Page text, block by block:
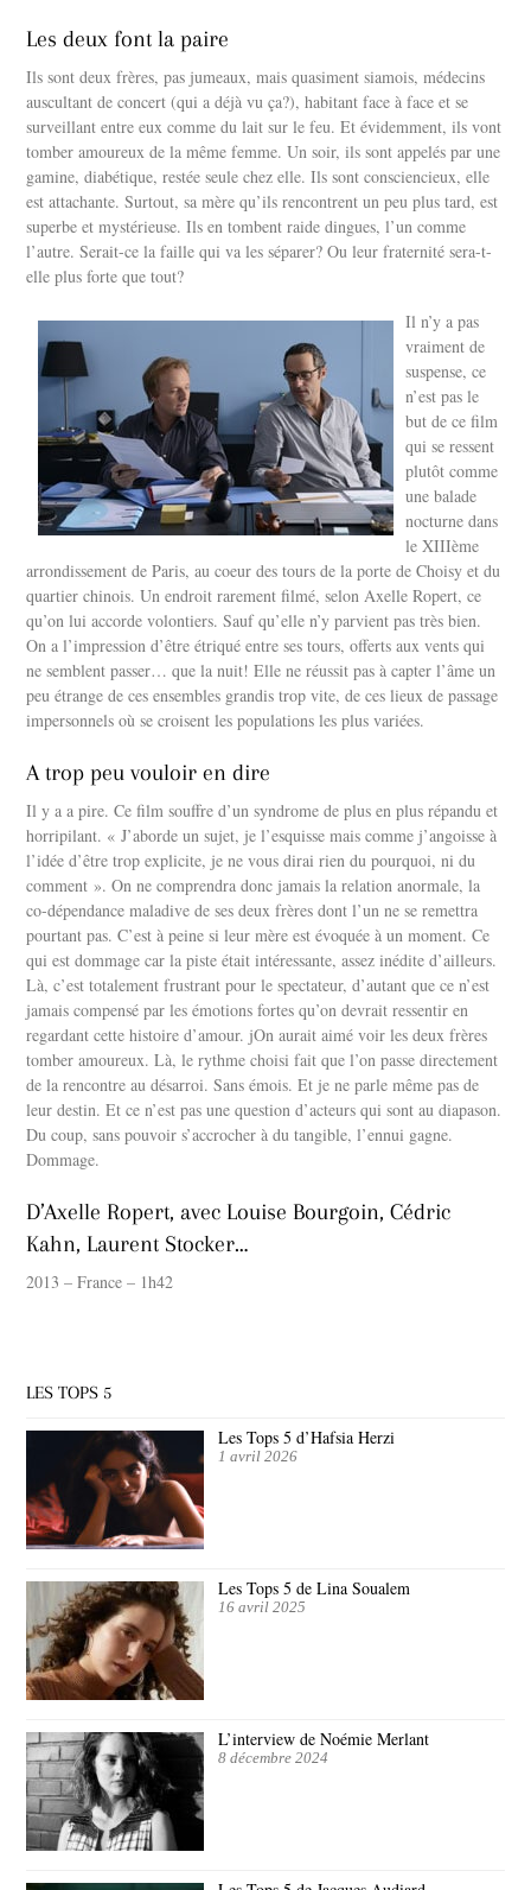
Les deux font la paire
Ils sont deux frères, pas jumeaux, mais quasiment siamois, médecins
auscultant de concert (qui a déjà vu ça?), habitant face à face et se
surveillant entre eux comme du lait sur le feu. Et évidemment, ils vont
tomber amoureux de la même femme. Un soir, ils sont appelés par une
gamine, diabétique, restée seule chez elle. Ils sont consciencieux, elle
est attachante. Surtout, sa mère qu’ils rencontrent un peu plus tard, est
superbe et mystérieuse. Ils en tombent raide dingues, l’un comme
l’autre. Serait-ce la faille qui va les séparer? Ou leur fraternité sera-t-
elle plus forte que tout?
Il n’y a pas
vraiment de
suspense, ce
n’est pas le
but de ce film
qui se ressent
plutôt comme
une balade
nocturne dans
le XIIIème
arrondissement de Paris, au coeur des tours de la porte de Choisy et du
quartier chinois. Un endroit rarement filmé, selon Axelle Ropert, ce
qu’on lui accorde volontiers. Sauf qu’elle n’y parvient pas très bien.
On a l’impression d’être étriqué entre ses tours, offerts aux vents qui
ne semblent passer… que la nuit! Elle ne réussit pas à capter l’âme un
peu étrange de ces ensembles grandis trop vite, de ces lieux de passage
impersonnels où se croisent les populations les plus variées.
A trop peu vouloir en dire
Il y a a pire. Ce film souffre d’un syndrome de plus en plus répandu et
horripilant. « J’aborde un sujet, je l’esquisse mais comme j’angoisse à
l’idée d’être trop explicite, je ne vous dirai rien du pourquoi, ni du
comment ». On ne comprendra donc jamais la relation anormale, la
co-dépendance maladive de ses deux frères dont l’un ne se remettra
pourtant pas. C’est à peine si leur mère est évoquée à un moment. Ce
qui est dommage car la piste était intéressante, assez inédite d’ailleurs.
Là, c’est totalement frustrant pour le spectateur, d’autant que ce n’est
jamais compensé par les émotions fortes qu’on devrait ressentir en
regardant cette histoire d’amour. jOn aurait aimé voir les deux frères
tomber amoureux. Là, le rythme choisi fait que l’on passe directement
de la rencontre au désarroi. Sans émois. Et je ne parle même pas de
leur destin. Et ce n’est pas une question d’acteurs qui sont au diapason.
Du coup, sans pouvoir s’accrocher à du tangible, l’ennui gagne.
Dommage.
D’Axelle Ropert, avec Louise Bourgoin, Cédric
Kahn, Laurent Stocker…
2013 – France – 1h42
LES TOPS 5
Les Tops 5 d’Hafsia Herzi
1 avril 2026
Les Tops 5 de Lina Soualem
16 avril 2025
L’interview de Noémie Merlant
8 décembre 2024